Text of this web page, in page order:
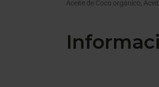
Aceite de Coco orgánico,